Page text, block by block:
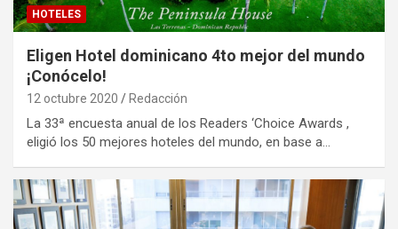
HOTELES
Eligen Hotel dominicano 4to mejor del mundo
¡Conócelo!
12 octubre 2020 Redacción
La 33ª encuesta anual de los Readers ‘Choice Awards ,
eligió los 50 mejores hoteles del mundo, en base a…